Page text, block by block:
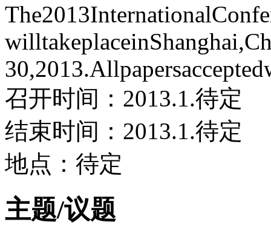
召开时间：2013.1.待定
结束时间：2013.1.待定
地点：待定
主题/议题